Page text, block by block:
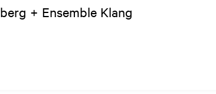
+ Ensemble Klang